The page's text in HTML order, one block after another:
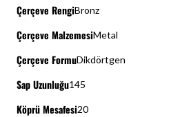
Çerçeve RengiBronz
Çerçeve MalzemesiMetal
Çerçeve FormuDikdörtgen
Sap Uzunluğu145
Köprü Mesafesi20